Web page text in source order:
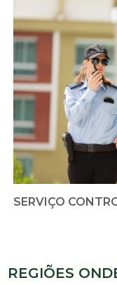
SERVIÇO
REGIÕES